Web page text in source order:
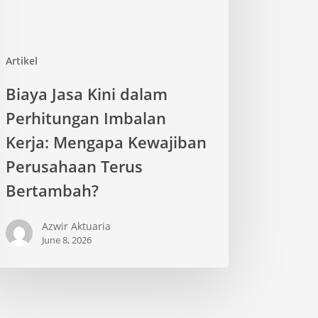
Artikel
Biaya Jasa Kini dalam
Perhitungan Imbalan
Kerja: Mengapa Kewajiban
Perusahaan Terus
Bertambah?
Azwir Aktuaria
June 8, 2026